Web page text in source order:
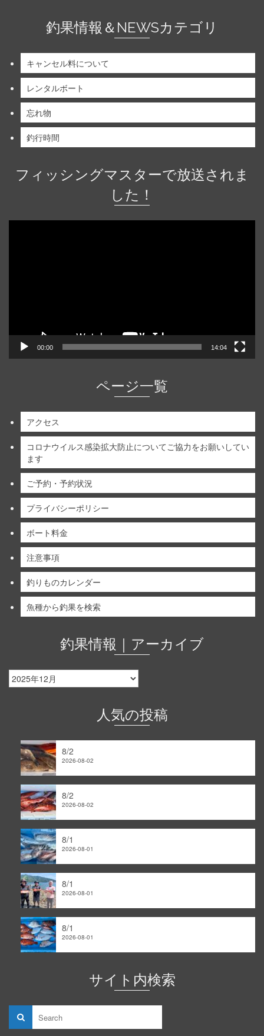
釣果情報＆NEWSカテゴリ
キャンセル料について
レンタルボート
忘れ物
釣行時間
フィッシングマスターで放送されま
した！
00:00 14:04
ページ一覧
アクセス
コロナウイルス感染拡大防止についてご協力をお願いしてい
ます
ご予約・予約状況
プライバシーポリシー
ボート料金
注意事項
釣りものカレンダー
魚種から釣果を検索
釣果情報｜アーカイブ
釣
果
人気の投稿
8/2
2026-08-02
8/2
2026-08-02
8/1
2026-08-01
8/1
2026-08-01
8/1
2026-08-01
サイト内検索